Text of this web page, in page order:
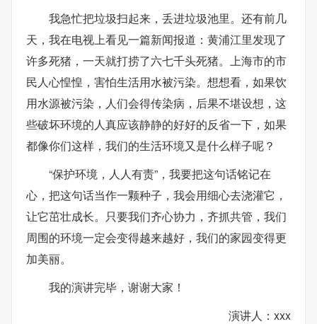
我急忙把垃圾扫起来，丢进垃圾池里。还有前几
天，我在电视上看见一篇新闻报道：黄浦江里发现了
许多死猪，一天就打捞了六七千头死猪。上海市的市
民人心惶惶，害怕生活用水被污染。想想看，如果饮
用水源被污染，人们会得传染病，后果不堪设想，这
些破坏环境的人真应该静静的好好的反省一下，如果
都像你们这样，我们的生活环境又是什么样子呢？
“保护环境，人人有责”，我要把这句话铭记在
心，把这句话当作一颗种子，我会用细心去浇灌它，
让它茁壮成长。只要我们齐心协力，齐抓共管，我们
周围的环境一定会变得越来越好，我们的家园变得更
加美丽。
我的演讲完毕，谢谢大家！
演讲人：xxx